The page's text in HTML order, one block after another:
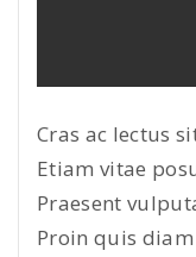
Cras ac lectus
Etiam vitae
Praesent
Proin quis